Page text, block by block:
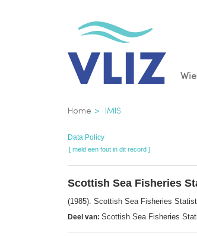
Kruimelpad
Home IMIS
Data Policy
[ meld een fout in dit record ]
Scottish Sea Fisheries
(1985). Scottish Sea Fisheries
Deel van: Scottish Sea Fisheries